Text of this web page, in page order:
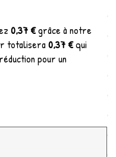
0,37 €grâce à notre
totalisera 0,37 €qui
pour un